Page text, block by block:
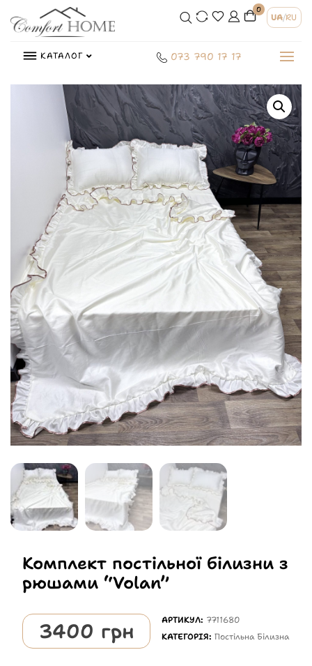
0
UA/RU
КАТАЛОГ 073 790 17 17
Комплект постільної білизни з
рюшами “Volan”
3400 грн АРТИКУЛ: 7711680
КАТЕГОРІЯ:Постільна Білизна